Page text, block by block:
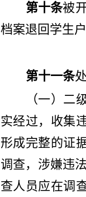
第十条被
档案退回学生
第十一条
（一）二
实经过，收集
形成完整的证
调查，涉嫌违
查人员应在调